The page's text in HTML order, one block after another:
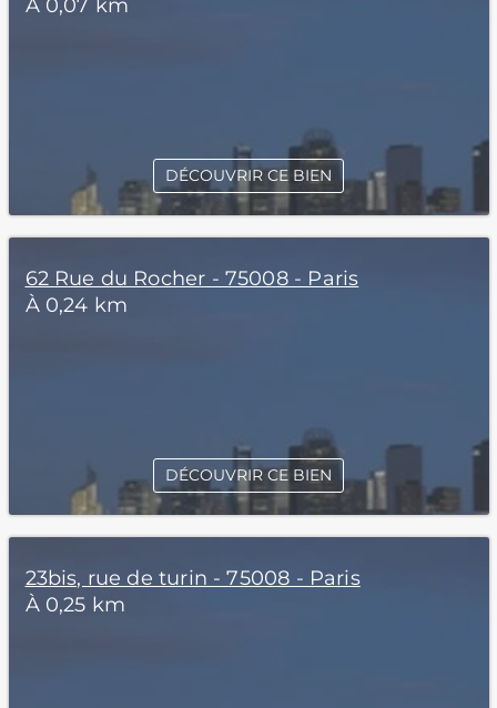
À 0,07 km
DÉCOUVRIR CE BIEN
62 Rue du Rocher - 75008 - Paris
À 0,24 km
DÉCOUVRIR CE BIEN
23bis, rue de turin - 75008 - Paris
À 0,25 km